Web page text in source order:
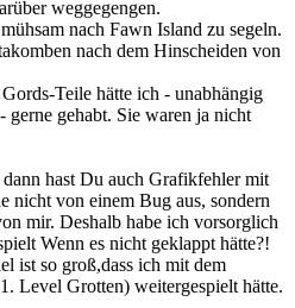
weggegengen.
nach Fawn Island zu segeln.
nach dem Hinscheiden von
Teile hätte ich - unabhängig
gerne gehabt. Sie waren ja nicht
hast Du auch Grafikfehler mit
nicht von einem Bug aus, sondern
mir. Deshalb habe ich vorsorglich
Wenn es nicht geklappt hätte?!
ist so groß,dass ich mit dem
Level Grotten) weitergespielt hätte.